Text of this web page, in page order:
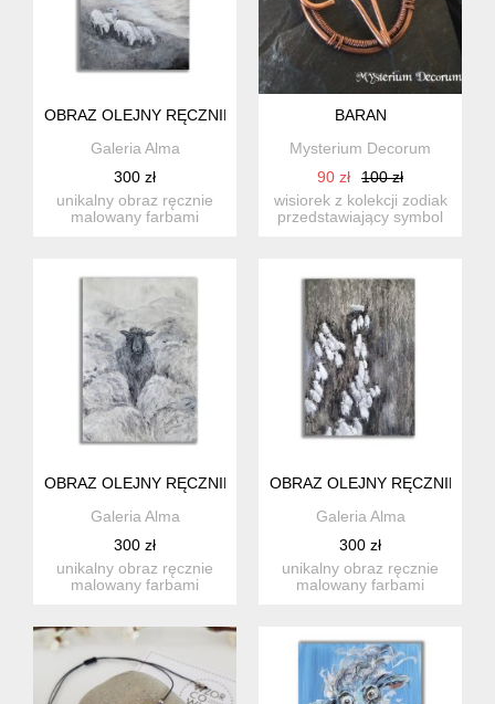
OBRAZ OLEJNY RĘCZNIE MALOWANY "OWCE"
Galeria Alma
300 zł
unikalny obraz ręcznie
malowany farbami
BARAN
Mysterium Decorum
90 zł
100 zł
wisiorek z kolekcji zodiak
przedstawiający symbol
OBRAZ OLEJNY RĘCZNIE MALOWANY "CZARNA OWCA"
Galeria Alma
300 zł
unikalny obraz ręcznie
malowany farbami
OBRAZ OLEJNY RĘCZNIE
Galeria Alma
300 zł
unikalny obraz ręcznie
malowany farbami